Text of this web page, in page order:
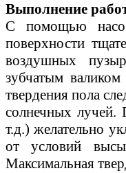
Выполнение
С помощью
поверхности
воздушных
зубчатым
твердения пола
солнечных лучей.
т.д.) желательно
от условий
Максимальная